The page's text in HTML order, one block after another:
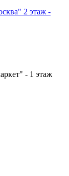
2 этаж -
- 1 этаж